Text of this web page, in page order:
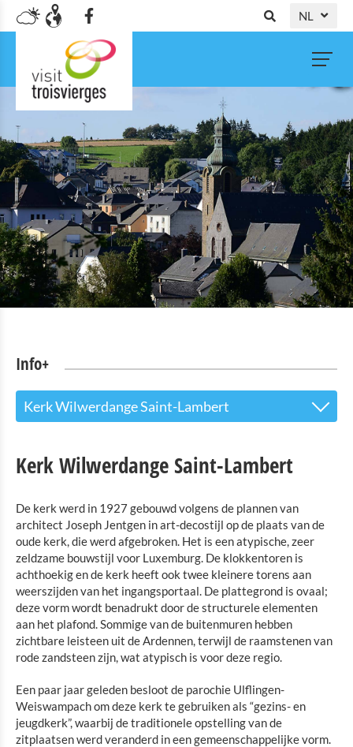
NL
FR
EN
Info+
Kerk Wilwerdange Saint-Lambert
Bezienswaardigheden
De Franziskanerkerk van Troisvierges
De kerk van Basbellain
Kerk Wilwerdange Saint-Lambert
Europagarten
Het hoogste punt van Luxemburg Kneiff
Vleermuisleerpad Huldange
Natuurpark-Our
Kultuur en Musea
Shopping
Kerk Wilwerdange Saint-Lambert
De kerk werd in 1927 gebouwd volgens de plannen van
architect Joseph Jentgen in art-decostijl op de plaats van de
oude kerk, die werd afgebroken. Het is een atypische, zeer
zeldzame bouwstijl voor Luxemburg. De klokkentoren is
achthoekig en de kerk heeft ook twee kleinere torens aan
weerszijden van het ingangsportaal. De plattegrond is ovaal;
deze vorm wordt benadrukt door de structurele elementen
aan het plafond. Sommige van de buitenmuren hebben
zichtbare leisteen uit de Ardennen, terwijl de raamstenen van
rode zandsteen zijn, wat atypisch is voor deze regio.
Een paar jaar geleden besloot de parochie Ulflingen-
Weiswampach om deze kerk te gebruiken als “gezins- en
jeugdkerk”, waarbij de traditionele opstelling van de
zitplaatsen werd veranderd in een gemeenschappelijke vorm.